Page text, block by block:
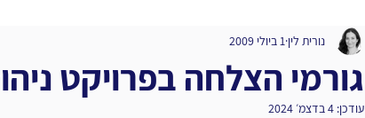
גורמי הצלחה בפרויקט
נורית לין 1 ביולי 2009
עודכן: 4 בדצמ׳ 2024